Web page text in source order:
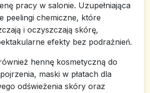
pracy w salonie. Uzupełniająca
peelingi chemiczne, które
i oczyszczają skórę,
efekty bez podrażnień.
hennę kosmetyczną do
maski w płatach dla
odświeżenia skóry oraz